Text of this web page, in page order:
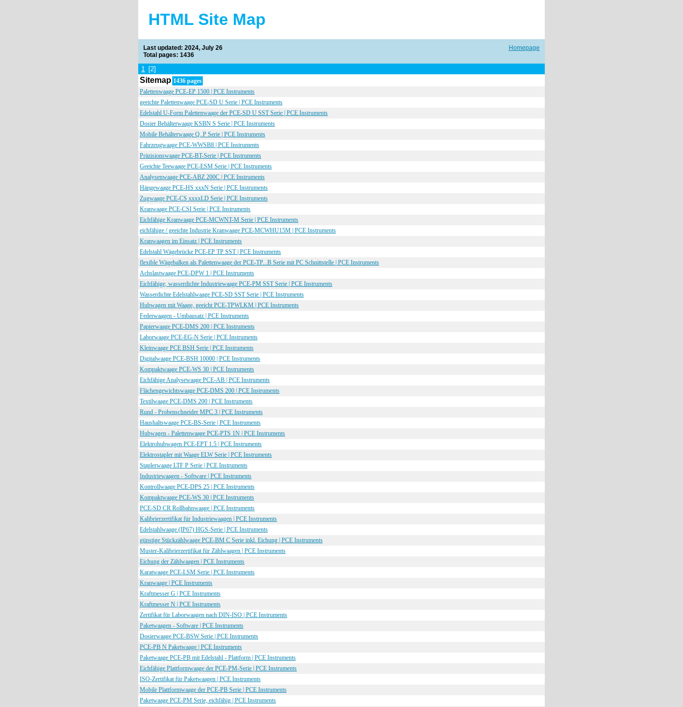
HTML Site Map
Homepage
Last updated: 2024, July 26
Total pages: 1436
1 [2]
Sitemap 1436 pages
Palettenwaage PCE-EP 1500 | PCE Instruments
geeichte Palettenwaage PCE-SD U Serie | PCE Instruments
Edelstahl U-Form Palettenwaage der PCE-SD U SST Serie | PCE Instruments
Dosier Behälterwaage KSBN S Serie | PCE Instruments
Mobile Behälterwaage Q..P Serie | PCE Instruments
Fahrzeugwaage PCE-WWSB8 | PCE Instruments
Präzisionswaage PCE-BT-Serie | PCE Instruments
Geeichte Teewaage PCE-ESM Serie | PCE Instruments
Analysenwaage PCE-ABZ 200C | PCE Instruments
Hängewaage PCE-HS xxxN Serie | PCE Instruments
Zugwaage PCE-CS xxxxLD Serie | PCE Instruments
Kranwaage PCE-CSI Serie | PCE Instruments
Eichfähige Kranwaage PCE-MCWNT-M Serie | PCE Instruments
eichfähige / geeichte Industrie Kranwaage PCE-MCWHU15M | PCE Instruments
Kranwaagen im Einsatz | PCE Instruments
Edelstahl Wägebrücke PCE-EP TP SST | PCE Instruments
flexible Wägebalken als Palettenwaage der PCE-TP...B Serie mit PC Schnittstelle | PCE Instruments
Achslastwaage PCE-DPW 1 | PCE Instruments
Eichfähige, wasserdichte Industriewaage PCE-PM SST Serie | PCE Instruments
Wasserdichte Edelstahlwaage PCE-SD SST Serie | PCE Instruments
Hubwagen mit Waage, geeicht PCE-TPWLKM | PCE Instruments
Federwaagen - Umbausatz | PCE Instruments
Papierwaage PCE-DMS 200 | PCE Instruments
Laborwaage PCE-EG-N Serie | PCE Instruments
Kleinwaage PCE BSH Serie | PCE Instruments
Digitalwaage PCE-BSH 10000 | PCE Instruments
Kompaktwaage PCE-WS 30 | PCE Instruments
Eichfähige Analysewaage PCE-AB | PCE Instruments
Flächengewichtswaage PCE-DMS 200 | PCE Instruments
Textilwaage PCE-DMS 200 | PCE Instruments
Rund - Probenschneider MPC 3 | PCE Instruments
Haushaltswaage PCE-BS-Serie | PCE Instruments
Hubwagen - Palettenwaage PCE-PTS 1N | PCE Instruments
Elektrohubwagen PCE-EPT 1.5 | PCE Instruments
Elektrostapler mit Waage ELW Serie | PCE Instruments
Staplerwaage LTF P Serie | PCE Instruments
Industriewaagen - Software | PCE Instruments
Kontrollwaage PCE-DPS 25 | PCE Instruments
Kompaktwaage PCE-WS 30 | PCE Instruments
PCE-SD CR Rollbahnwaage | PCE Instruments
Kalibrierzertifikat für Industriewaagen | PCE Instruments
Edelstahlwaage (IP67) HGS-Serie | PCE Instruments
günstige Stückzählwaage PCE-BM C Serie inkl. Eichung | PCE Instruments
Muster-Kalibrierzertifikat für Zählwaagen | PCE Instruments
Eichung der Zählwaagen | PCE Instruments
Karatwaage PCE-LSM Serie | PCE Instruments
Kranwaage | PCE Instruments
Kraftmesser G | PCE Instruments
Kraftmesser N | PCE Instruments
Zertifikat für Laborwaagen nach DIN-ISO | PCE Instruments
Paketwaagen - Software | PCE Instruments
Dosierwaage PCE-BSW Serie | PCE Instruments
PCE-PB N Paketwaage | PCE Instruments
Paketwaage PCE-PB mit Edelstahl - Plattform | PCE Instruments
Eichfähige Plattformwaage der PCE-PM-Serie | PCE Instruments
ISO-Zertifikat für Paketwaagen | PCE Instruments
Mobile Plattformwaage der PCE-PB Serie | PCE Instruments
Paketwaage PCE-PM Serie, eichfähig | PCE Instruments